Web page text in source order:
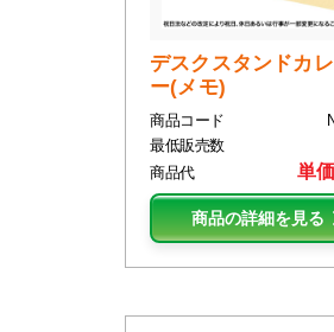
デスクスタンドカ
ー(メモ)
商品コード
最低販売数
商品代
単
商品の詳細を見る